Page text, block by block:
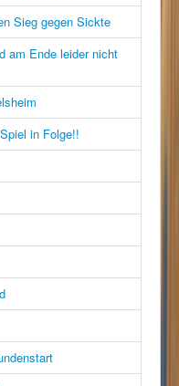
Sieg gegen Sickte
am Ende leider nicht
in Folge!!